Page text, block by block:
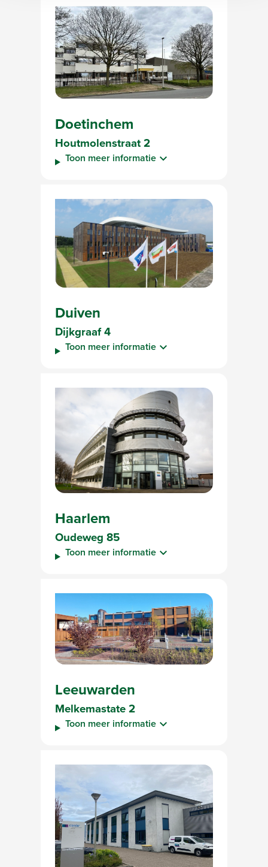
Doetinchem
Houtmolenstraat 2
Toon meer informatie
Duiven
Dijkgraaf 4
Toon meer informatie
Haarlem
Oudeweg 85
Toon meer informatie
Leeuwarden
Melkemastate 2
Toon meer informatie